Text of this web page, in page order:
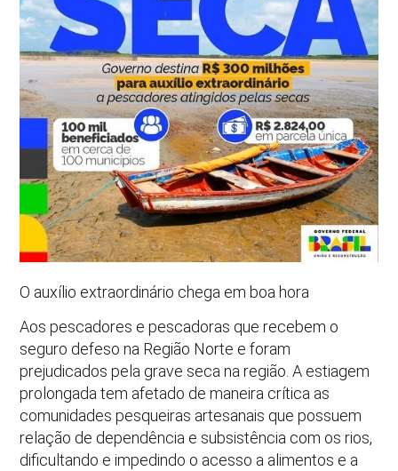
O auxílio extraordinário chega em boa hora
Aos pescadores e pescadoras que recebem o
seguro defeso na Região Norte e foram
prejudicados pela grave seca na região. A estiagem
prolongada tem afetado de maneira crítica as
comunidades pesqueiras artesanais que possuem
relação de dependência e subsistência com os rios,
dificultando e impedindo o acesso a alimentos e a